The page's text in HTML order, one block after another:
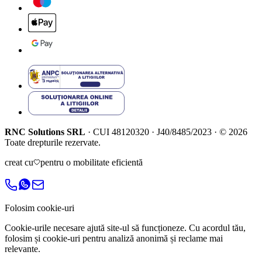
RNC Solutions SRL · CUI 48120320 · J40/8485/2023 · © 2026
Toate drepturile rezervate.
creat cu
pentru o mobilitate eficientă
Folosim cookie-uri
Cookie-urile necesare ajută site-ul să funcționeze. Cu acordul tău,
folosim și cookie-uri pentru analiză anonimă și reclame mai
relevante.